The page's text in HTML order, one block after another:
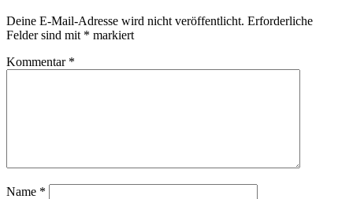
Deine E-Mail-Adresse wird nicht veröffentlicht. Erforderliche
Felder sind mit * markiert
Kommentar *
Name *